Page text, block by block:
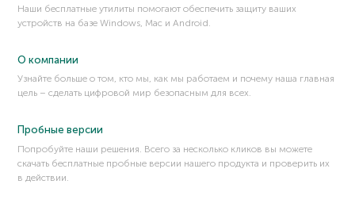
Наши бесплатные утилиты помогают обеспечить защиту ваших
устройств на базе Windows, Mac и Android.
О компании
Узнайте больше о том, кто мы, как мы работаем и почему наша главная
цель – сделать цифровой мир безопасным для всех.
Пробные версии
Попробуйте наши решения. Всего за несколько кликов вы можете
скачать бесплатные пробные версии нашего продукта и проверить их
в действии.